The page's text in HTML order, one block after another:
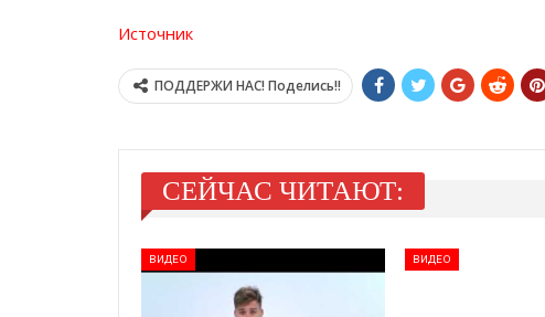
Источник
ПОДДЕРЖИ НАС! Поделись!!
СЕЙЧАС ЧИТАЮТ:
ВИДЕО ВИДЕО